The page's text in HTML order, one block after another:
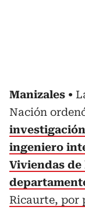
Manizales
Nación
ingeniero
Viviendas de
Ricaurte, por